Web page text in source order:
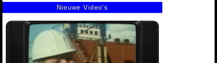
Nieuwe Video's